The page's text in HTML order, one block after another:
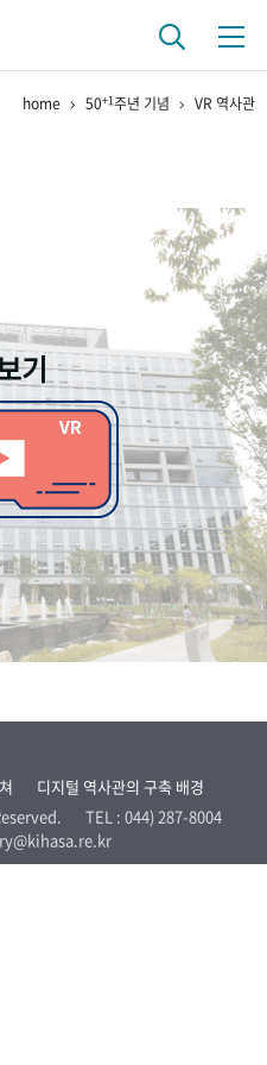
행정박물 영상 기록물
50 +1주년 광장
home 50+1주년 기념 VR 역사관
기
디지털 역사관의 구축 배경
TEL : 044) 287-8004